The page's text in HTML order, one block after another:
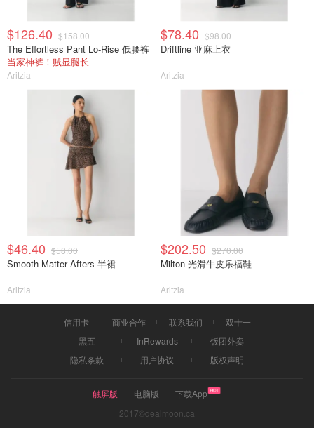
$126.40 $158.00
The Effortless Pant Lo-Rise 低腰裤
当家神裤！贼显腿长
Aritzia
$78.40 $98.00
Driftline 亚麻上衣
Aritzia
$46.40 $58.00
Smooth Matter Afters 半裙
Aritzia
$202.50 $270.00
Milton 光滑牛皮乐福鞋
Aritzia
信用卡 商业合作 联系我们
双十一
黑五
InRewards
饭团外卖
隐私条款
用户协议 版权声明
触屏版 电脑版
下载App
2017©dealmoon.ca